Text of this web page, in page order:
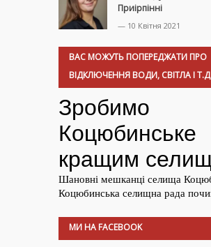
Приірпінні
— 10 Квітня 2021
ВАС МОЖУТЬ ПОПЕРЕДЖАТИ ПРО
ВІДКЛЮЧЕННЯ ВОДИ, СВІТЛА І Т.Д
МИ НА FACEBOOK